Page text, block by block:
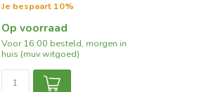
Je bespaart 10%
Op voorraad
Voor 16:00 besteld, morgen in
huis (muv witgoed)